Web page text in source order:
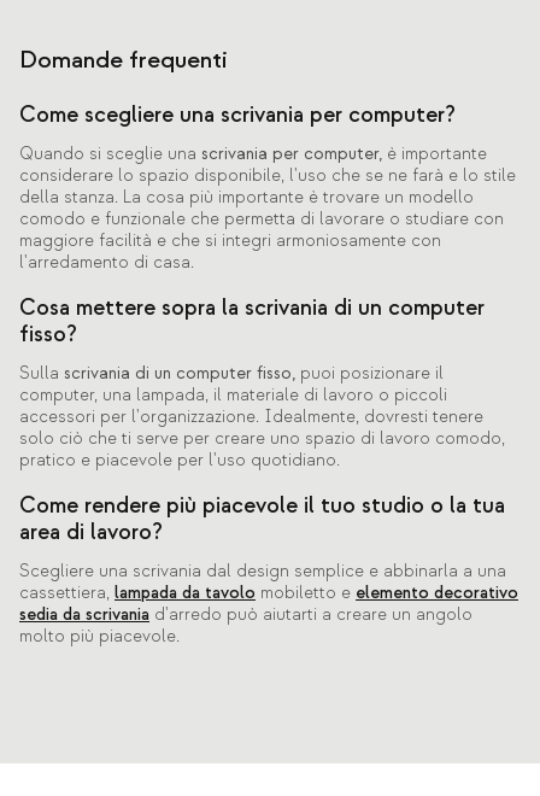
Domande frequenti
Come scegliere una scrivania per computer?
Quando si sceglie una scrivania per computer, è importante
considerare lo spazio disponibile, l'uso che se ne farà e lo stile
della stanza. La cosa più importante è trovare un modello
comodo e funzionale che permetta di lavorare o studiare con
maggiore facilità e che si integri armoniosamente con
l'arredamento di casa.
Cosa mettere sopra la scrivania di un computer
fisso?
Sulla scrivania di un computer fisso, puoi posizionare il
computer, una lampada, il materiale di lavoro o piccoli
accessori per l'organizzazione. Idealmente, dovresti tenere
solo ciò che ti serve per creare uno spazio di lavoro comodo,
pratico e piacevole per l'uso quotidiano.
Come rendere più piacevole il tuo studio o la tua
area di lavoro?
Scegliere una scrivania dal design semplice e abbinarla a una
cassettiera, lampada da tavolo mobiletto e elemento decorativo
sedia da scrivania d'arredo può aiutarti a creare un angolo
molto più piacevole.